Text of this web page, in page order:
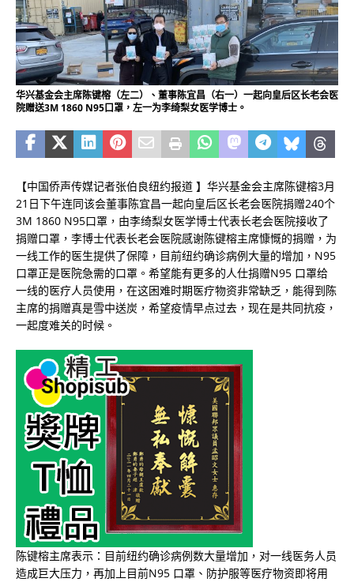
华兴基金会主席陈键榕（左二）、董事陈宜昌（右一）一起向皇后区长老会医
院赠送3M 1860 N95口罩，左一为李绮梨女医学博士。
【中国侨声传媒记者张伯良纽约报道 】华兴基金会主席陈键榕3月
21日下午连同该会董事陈宜昌一起向皇后区长老会医院捐赠240个
3M 1860 N95口罩，由李绮梨女医学博士代表长老会医院接收了
捐赠口罩，李博士代表长老会医院感谢陈键榕主席慷慨的捐赠，为
一线工作的医生提供了保障，目前纽约确诊病例大量的增加，N95
口罩正是医院急需的口罩。希望能有更多的人仕捐赠N95 口罩给
一线的医疗人员使用，在这困难时期医疗物资非常缺乏，能得到陈
主席的捐赠真是雪中送炭，希望疫情早点过去，现在是共同抗疫，
一起度难关的时候。
陈键榕主席表示：目前纽约确诊病例数大量增加，对一线医务人员
造成巨大压力，再加上目前N95 口罩、防护服等医疗物资即将用